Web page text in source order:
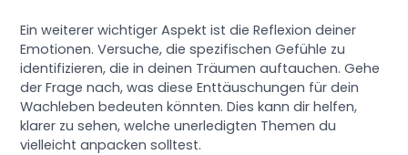
Ein weiterer wichtiger Aspekt ist die Reflexion deiner
Emotionen. Versuche, die spezifischen Gefühle zu
identifizieren, die in deinen Träumen auftauchen. Gehe
der Frage nach, was diese Enttäuschungen für dein
Wachleben bedeuten könnten. Dies kann dir helfen,
klarer zu sehen, welche unerledigten Themen du
vielleicht anpacken solltest.